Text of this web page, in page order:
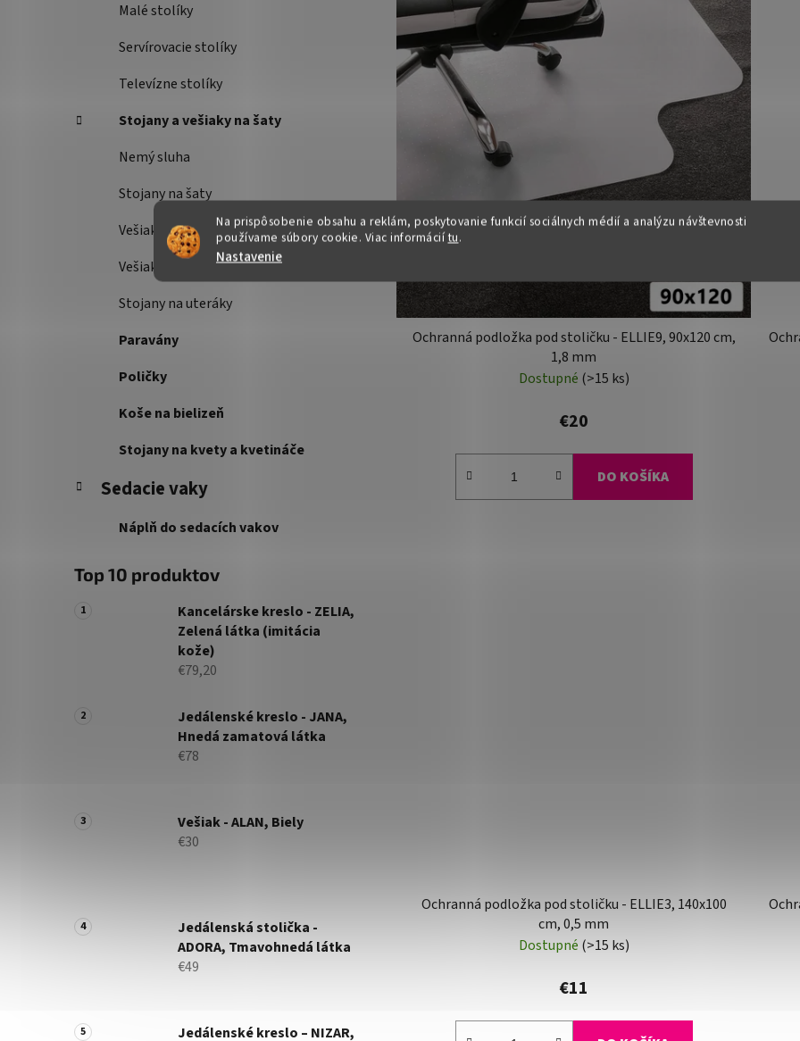
Na prispôsobenie obsahu a reklám, poskytovanie funkcií sociálnych médií a analýzu návštevnosti
používame súbory cookie. Viac informácií tu.
Nastavenie
Malé stolíky
Servírovacie stolíky
Televízne stolíky
Stojany a vešiaky na šaty
Nemý sluha
Stojany na šaty
Vešiaky
Vešiakové steny
Stojany na uteráky
Paravány
Poličky
Koše na bielizeň
Stojany na kvety a kvetináče
Sedacie vaky
Náplň do sedacích vakov
Top 10 produktov
Kancelárske kreslo - ZELIA,
Zelená látka (imitácia
kože)
€79,20
Jedálenské kreslo - JANA,
Hnedá zamatová látka
€78
Vešiak - ALAN, Biely
€30
Jedálenská stolička -
ADORA, Tmavohnedá látka
€49
Jedálenské kreslo – NIZAR,
Ochranná podložka pod stoličku - ELLIE9, 90x120 cm,
1,8 mm
Dostupné (>15 ks)
€20
DO KOŠÍKA
Ochranná podložka pod stoličku - ELLIE3, 140x100
cm, 0,5 mm
Dostupné (>15 ks)
€11